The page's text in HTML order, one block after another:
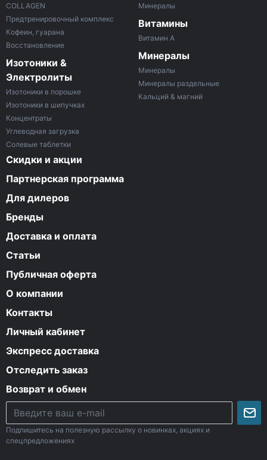
COLLAGEN
Предтренировочный комплекс
Кофеин, гуарана
Восстановление
Изотоники &
Электролиты
Изотоники в порошке
Изотоники в шипучках
Концентраты
Углеводная загрузка
Солевые таблетки
Минералы
Витамины
Витамин A
Минералы
Минералы
Минералы раздельные
Кальций & магний
Скидки и акции
Партнерская программа
Для дилеров
Бренды
Доставка и оплата
Статьи
Публичная оферта
О компании
Контакты
Личный кабинет
Экспресс доставка
Отследить заказ
Возврат и обмен
Подпишитесь на полезную рассылку о новинках, акциях и
спецпредложениях